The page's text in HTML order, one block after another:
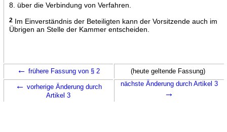
8. über die Verbindung von Verfahren.
2Im Einverständnis der Beteiligten kann der Vorsitzende auch im
Übrigen an Stelle der Kammer entscheiden.
← frühere Fassung von § 2 (heute geltende Fassung)
← vorherige Änderung durch
Artikel 3
nächste Änderung durch Artikel 3
→